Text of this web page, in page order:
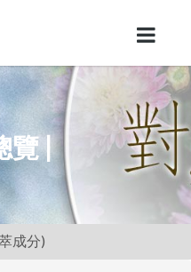
覽 |
噴衣服.不要噴皮膚
檸檬花水500cc